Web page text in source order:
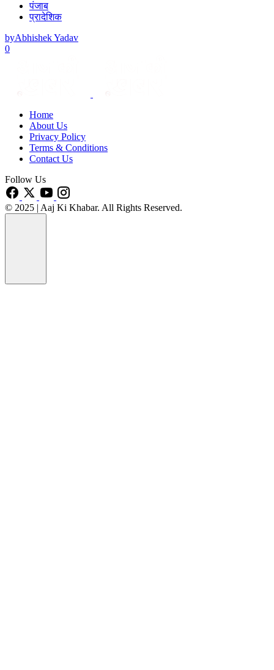
पंजाब
प्रादेशिक
byAbhishek Yadav
0
Home
About Us
Privacy Policy
Terms & Conditions
Contact Us
Follow Us
© 2025 | Aaj Ki Khabar. All Rights Reserved.